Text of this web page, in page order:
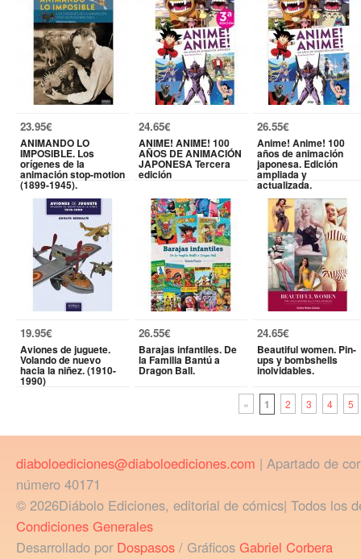
23.95€
ANIMANDO LO
IMPOSIBLE. Los
orígenes de la
animación stop-motion
(1899-1945).
24.65€
ANIME! ANIME! 100
AÑOS DE ANIMACIÓN
JAPONESA Tercera
edición
26.55€
Anime! Anime! 100
años de animación
japonesa. Edición
ampliada y
actualizada.
19.95€
Aviones de juguete.
Volando de nuevo
hacia la niñez. (1910-
1990)
26.55€
Barajas infantiles. De
la Familia Bantú a
Dragon Ball.
24.65€
Beautiful women. Pin-
ups y bombshells
inolvidables.
« 1 2 3 4 5
diaboloediciones@diaboloediciones.com | Apartado de
número 40171
© 2026Diábolo Ediciones, editorial de cómics| Todos los
Condiciones Generales
Desarrollado por Dospasos / Gráficos Gabriel Corbera